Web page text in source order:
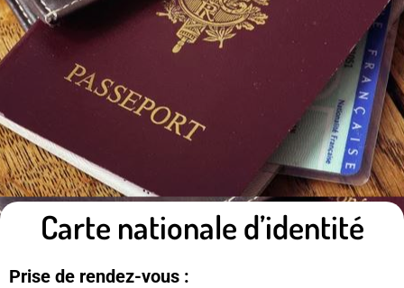
Carte nationale d’identité
Prise de rendez-vous :